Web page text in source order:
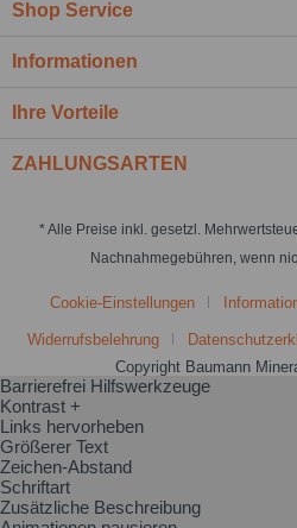
Shop Service
Informationen
Ihre Vorteile
ZAHLUNGSARTEN
* Alle Preise inkl. gesetzl.
Nachnahmegebühren, wenn
Cookie-Einstellungen
Widerrufsbelehrung
Copyright Baumann
Barrierefrei Hilfswerkzeuge
Kontrast +
Links hervorheben
Größerer Text
Zeichen-Abstand
Schriftart
Zusätzliche Beschreibung